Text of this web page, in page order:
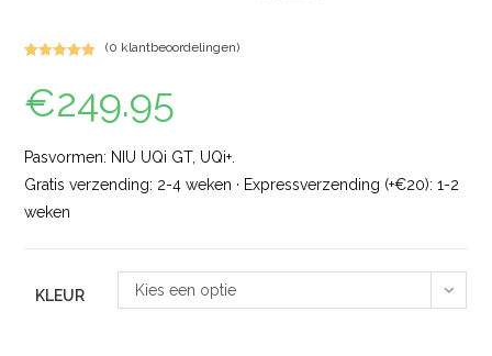
5.00op 5
gebaseerd
waardering
(0 klantbeoordelingen)
€249.95
Pasvormen: NIU UQi GT, UQi+.
Gratis verzending: 2-4 weken · Expressverzending (+€20): 1-2
weken
KLEUR Kies een optie